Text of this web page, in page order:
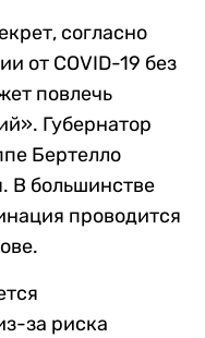
согласно
от COVID-19 без
повлечь
Губернатор
Бертелло
В большинстве
проводится
за риска